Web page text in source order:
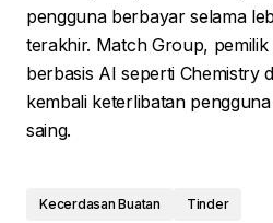
pengguna berbayar selama
terakhir. Match Group,
berbasis AI seperti Chemistry
kembali keterlibatan
saing.
Kecerdasan Buatan Tinder